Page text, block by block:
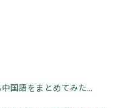
国語をまとめてみた...